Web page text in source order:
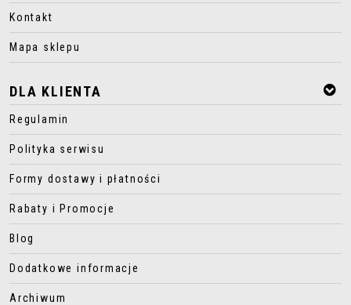
Kontakt
Mapa sklepu
DLA KLIENTA
Regulamin
Polityka serwisu
Formy dostawy i płatności
Rabaty i Promocje
Blog
Dodatkowe informacje
Archiwum